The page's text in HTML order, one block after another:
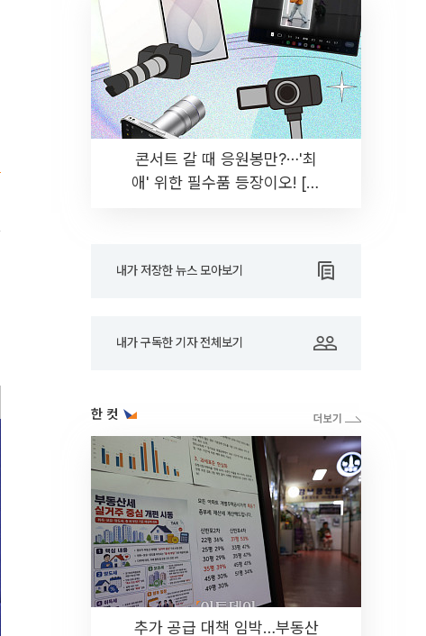
콘서트 갈 때 응원봉만?⋯'최
애' 위한 필수품 등장이오! [솔
내가 저장한 뉴스 모아보기
내가 구독한 기자 전체보기
한 컷
추가 공급 대책 임박…부동산